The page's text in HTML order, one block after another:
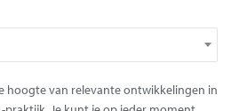
hoogte van relevante ontwikkelingen in